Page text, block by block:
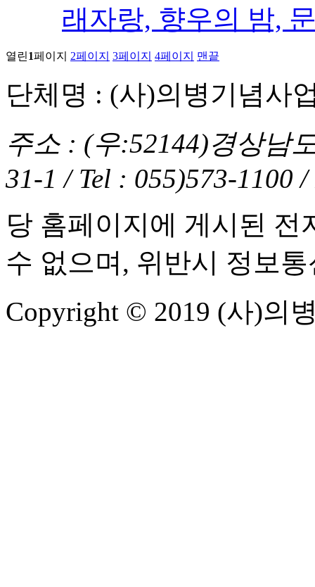
래자랑, 향우의 밤,
열린1페이지 2페이지 3페이지 4페이지 맨끝
단체명 : (사)의병기념사
주소 : (우:52144)경상남
31-1 / Tel : 055)573-1100
당 홈페이지에 게시된
수 없으며, 위반시 정보
Copyright © 2019 (사)의